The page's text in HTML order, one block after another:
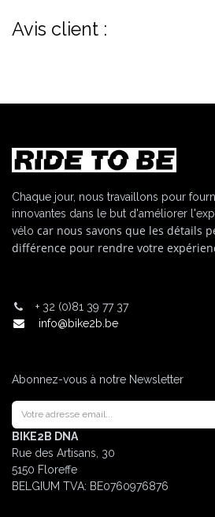
Avis client :
Chaque jour, nous travaillons pour
innovantes dans le but d'améliorer
vélo car nous savons que les détails
différence pour rendre votre
+ 32 (0)81 39 77 37
info@bike2b.be
Abonnez-vous à notre Newsletter
BIKE2B DNA
Rue des Artisans, 30
5150 Floreffe
BELGIUM TVA: BE0760976876